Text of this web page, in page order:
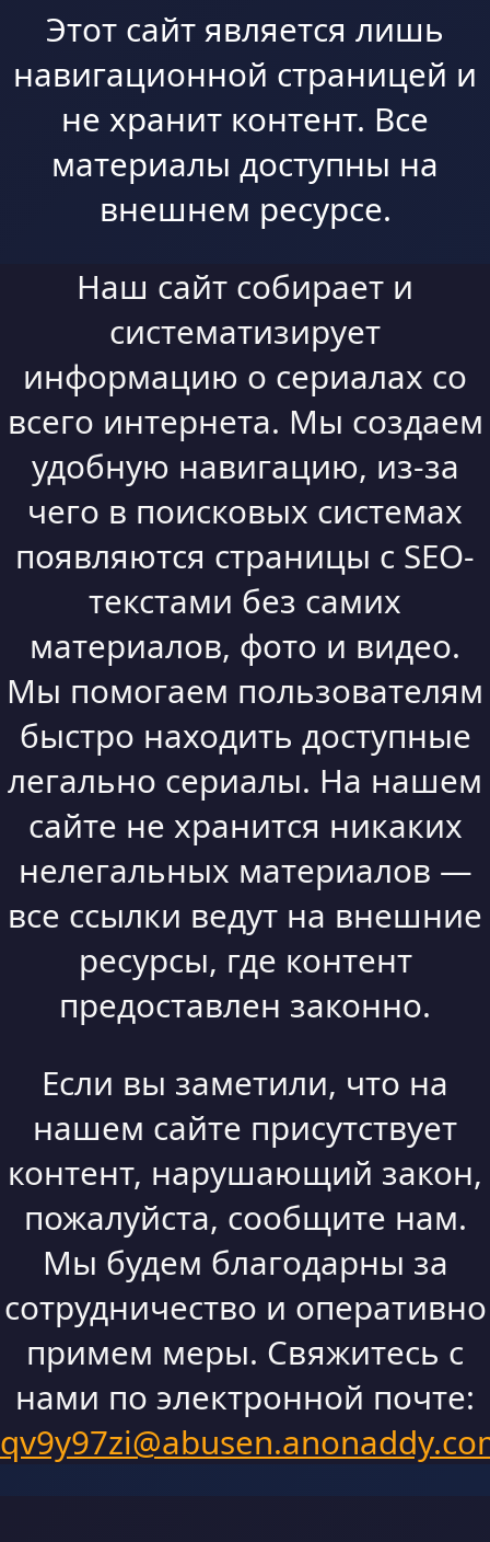
Этот сайт является лишь
навигационной страницей и
не хранит контент. Все
материалы доступны на
внешнем ресурсе.
Наш сайт собирает и
систематизирует
информацию о сериалах со
всего интернета. Мы создаем
удобную навигацию, из-за
чего в поисковых системах
появляются страницы с SEO-
текстами без самих
материалов, фото и видео.
Мы помогаем пользователям
быстро находить доступные
легально сериалы. На нашем
сайте не хранится никаких
нелегальных материалов —
все ссылки ведут на внешние
ресурсы, где контент
предоставлен законно.
Если вы заметили, что на
нашем сайте присутствует
контент, нарушающий закон,
пожалуйста, сообщите нам.
Мы будем благодарны за
сотрудничество и оперативно
примем меры. Свяжитесь с
нами по электронной почте: